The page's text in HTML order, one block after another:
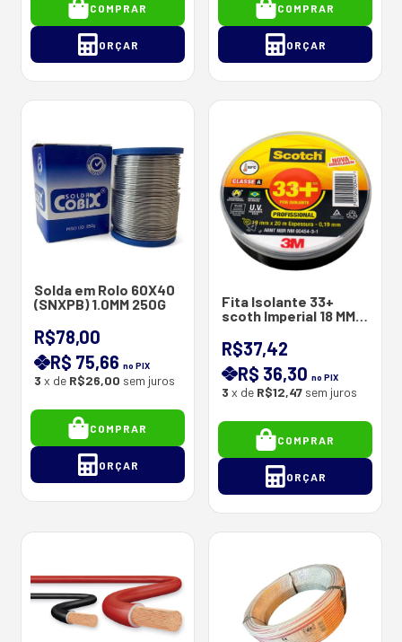
COMPRAR
ORÇAR
COMPRAR
ORÇAR
Solda em Rolo 60X40
(SNXPB) 1.0MM 250G
R$78,00
R$ 75,66no PIX
3 x de R$26,00 sem juros
COMPRAR
ORÇAR
Fita Isolante 33+
scoth Imperial 18 MM X
R$37,42
R$ 36,30no PIX
3 x de R$12,47 sem juros
COMPRAR
ORÇAR